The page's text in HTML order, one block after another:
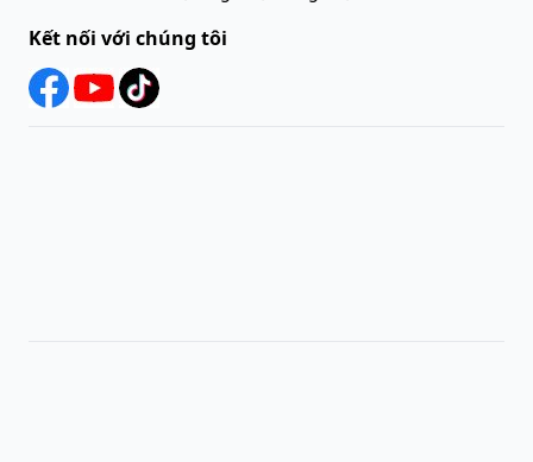
Kết nối với chúng tôi